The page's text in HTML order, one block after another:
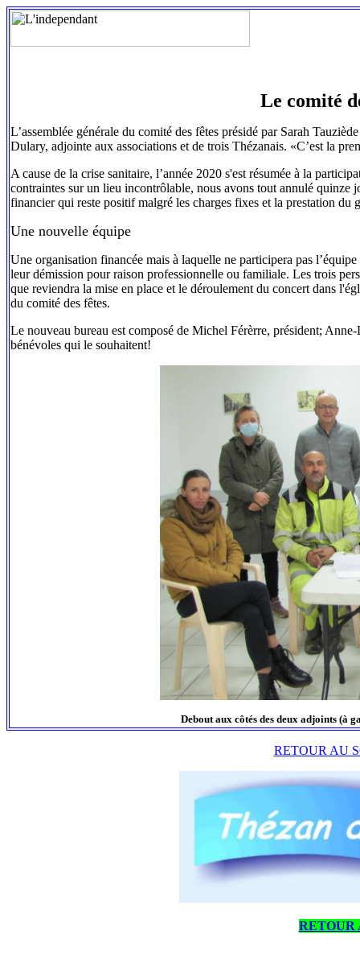
Le comité
L’assemblée générale du comité des fêtes présidé par Sarah
Dulary, adjointe aux associations et de trois Thézanais. «C’est la
A cause de la crise sanitaire, l’année 2020 s'est résumée à la
contraintes sur un lieu incontrôlable, nous avons tout annulé quinze
financier qui reste positif malgré les charges fixes et la prestation du
Une nouvelle équipe
Une organisation financée mais à laquelle ne participera pas
leur démission pour raison professionnelle ou familiale. Les trois
que reviendra la mise en place et le déroulement du concert dans
du comité des fêtes.
Le nouveau bureau est composé de Michel Férèrre, président;
bénévoles qui le souhaitent!
Debout aux côtés des deux adjoints (à
RETOUR AU
RETOUR